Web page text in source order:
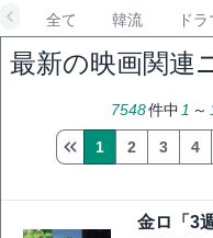
全て 韓流 ドラ
最新の映画関連
7548件中 1 ～
1 2 3 4
金ロ「3